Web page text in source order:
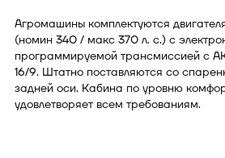
Агромашины комплектуются
(номин 340 / макс 370 л. с.) с
программируемой трансмиссией с
16/9. Штатно поставляются со
задней оси. Кабина по уровню
удовлетворяет всем требованиям.